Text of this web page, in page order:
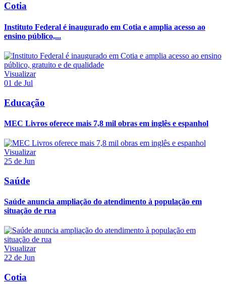
Cotia
Instituto Federal é inaugurado em Cotia e amplia acesso ao
ensino público,...
Visualizar
01 de Jul
Educação
MEC Livros oferece mais 7,8 mil obras em inglês e espanhol
Visualizar
25 de Jun
Saúde
Saúde anuncia ampliação do atendimento à população em
situação de rua
Visualizar
22 de Jun
Cotia